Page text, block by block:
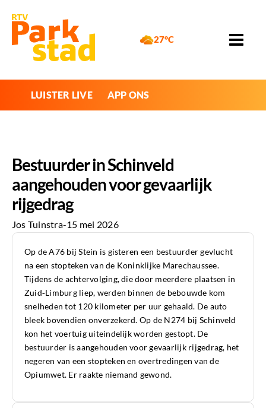
27°C
LUISTER LIVE APP ONS
Bestuurder in Schinveld
aangehouden voor gevaarlijk
rijgedrag
Jos Tuinstra-15 mei 2026
Op de A76 bij Stein is gisteren een bestuurder gevlucht
na een stopteken van de Koninklijke Marechaussee.
Tijdens de achtervolging, die door meerdere plaatsen in
Zuid‑Limburg liep, werden binnen de bebouwde kom
snelheden tot 120 kilometer per uur gehaald. De auto
bleek bovendien onverzekerd. Op de N274 bij Schinveld
kon het voertuig uiteindelijk worden gestopt. De
bestuurder is aangehouden voor gevaarlijk rijgedrag, het
negeren van een stopteken en overtredingen van de
Opiumwet. Er raakte niemand gewond.